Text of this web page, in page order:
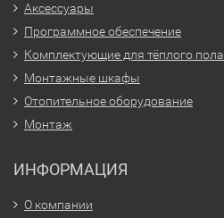
Аксессуары
Программное обеспечение
Комплектующие для тёплого пола
Монтажные шкафы
Отопительное оборудование
Монтаж
ИНФОРМАЦИЯ
О компании